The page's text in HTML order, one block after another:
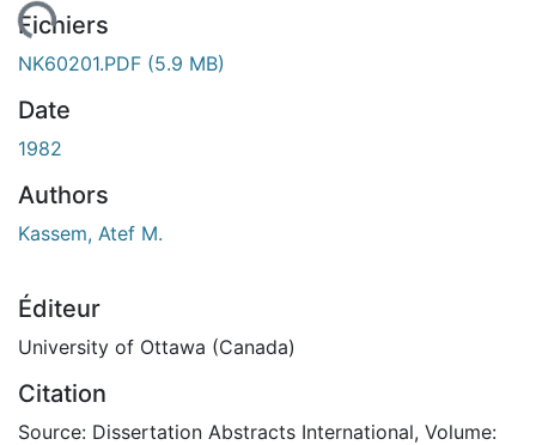
Fichiers
NK60201.PDF (5.9 MB)
Date
1982
Authors
Kassem, Atef M.
Éditeur
University of Ottawa (Canada)
Citation
Source: Dissertation Abstracts International, Volume: